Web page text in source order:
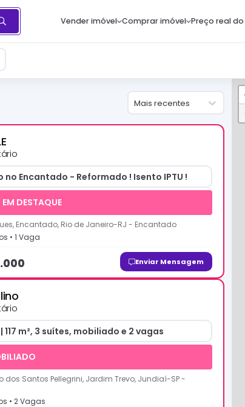
Vender imóvel Comprar imóvel Preço real do
Mais recentes
Encantado - Reformado ! Isento IPTU !
DESTAQUE
Encantado, Rio de Janeiro-RJ - Encantado
s • 1 Vaga
Enviar Mensagem
117 m², 3 suítes, mobiliado e 2 vagas
dos Santos Pellegrini, Jardim Trevo, Jundiaí-SP-
s • 2Vagas